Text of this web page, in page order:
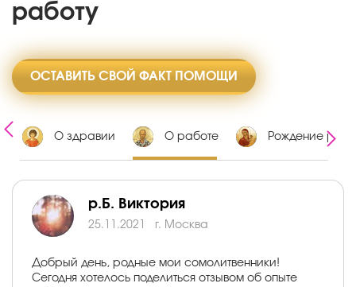
работу
ОСТАВИТЬ СВОЙ ФАКТ ПОМОЩИ
О здравии О работе Рождение
р.Б. Виктория
25.11.2021 г. Москва
Добрый день, родные мои сомолитвенники!
Сегодня хотелось поделиться отзывом об опыте